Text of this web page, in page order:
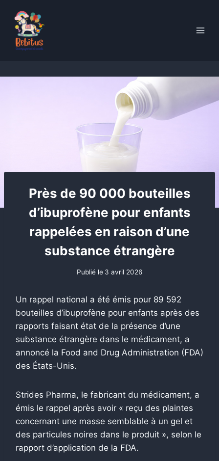
content
Près de 90 000 bouteilles
d’ibuprofène pour enfants
rappelées en raison d’une
substance étrangère
Publié le 3 avril 2026
Un rappel national a été émis pour 89 592
bouteilles d’ibuprofène pour enfants après des
rapports faisant état de la présence d’une
substance étrangère dans le médicament, a
annoncé la Food and Drug Administration (FDA)
des États-Unis.
Strides Pharma, le fabricant du médicament, a
émis le rappel après avoir « reçu des plaintes
concernant une masse semblable à un gel et
des particules noires dans le produit », selon le
rapport d’application de la FDA.